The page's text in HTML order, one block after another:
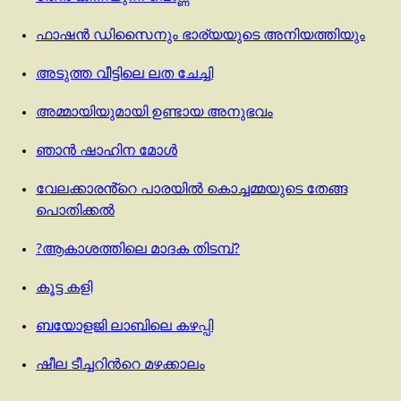
ഫാഷൻ ഡിസൈനും ഭാര്യയുടെ അനിയത്തിയും
അടുത്ത വീട്ടിലെ ലത ചേച്ചി
അമ്മായിയുമായി ഉണ്ടായ അനുഭവം
ഞാൻ ഷാഹിന മോൾ
വേലക്കാരൻ്റെ പാരയിൽ കൊച്ചമ്മയുടെ തേങ്ങ
പൊതിക്കൽ
?ആകാശത്തിലെ മാദക തിടമ്പ്?
കൂട്ട കളി
ബയോളജി ലാബിലെ കഴപ്പി
ഷീല ടീച്ചറിന്‍റെ മഴക്കാലം